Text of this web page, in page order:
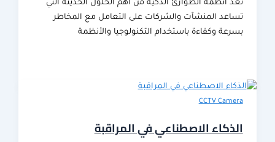
أنظمة الطوارئ الذكية من أهم الحلول الحديثة التي
المنشآت والشركات على التعامل مع المخاطر
وكفاءة باستخدام التكنولوجيا والأنظمة
CCTV
الاصطناعي في المراقبة